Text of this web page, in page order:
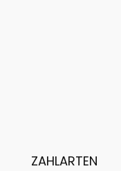
ZAHLARTEN